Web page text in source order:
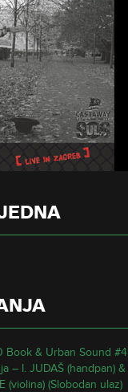
Book & Urban Sound #4
– I. JUDAŠ (handpan) &
(violina) (Slobodan ulaz)